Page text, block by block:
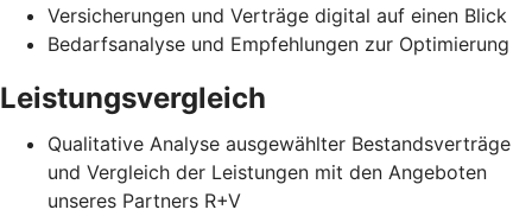
Versicherungen und Verträge digital auf einen Blick
Bedarfsanalyse und Empfehlungen zur Optimierung
Leistungsvergleich
Qualitative Analyse ausgewählter Bestandsverträge
und Vergleich der Leistungen mit den Angeboten
unseres Partners R+V